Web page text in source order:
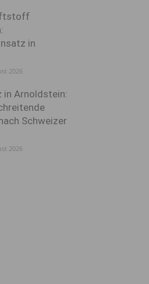
in
2026
in Arnoldstein:
Schweizer
2026